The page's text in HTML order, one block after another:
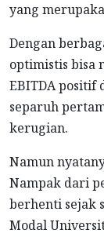
yang
Dengan
optimistis bisa
EBITDA positif
separuh
kerugian.
Namun
Nampak dari
berhenti sejak
Modal